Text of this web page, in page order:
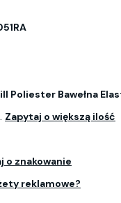
Poliester Bawełna
Zapytaj o większą ilość
o znakowanie
reklamowe?